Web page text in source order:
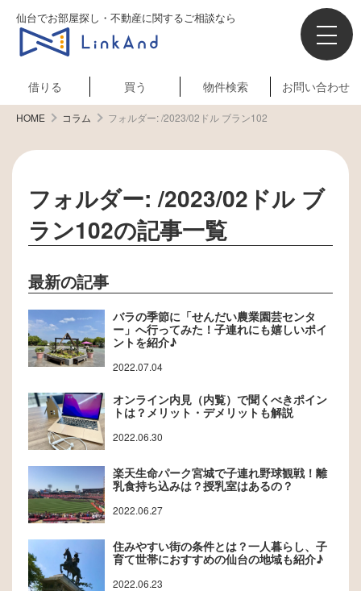
仙台でお部屋探し・不動産に関するご相談なら
借りる 買う 物件検索 お問い合わせ
HOME コラム フォルダー:/2023/02ドル ブラン102
フォルダー:/2023/02ドル ブ
ラン102の記事一覧
最新の記事
バラの季節に「せんだい農業園芸センタ
ー」へ行ってみた！子連れにも嬉しいポイ
ントを紹介♪
2022.07.04
オンライン内見（内覧）で聞くべきポイン
トは？メリット・デメリットも解説
2022.06.30
楽天生命パーク宮城で子連れ野球観戦！離
乳食持ち込みは？授乳室はあるの？
2022.06.27
住みやすい街の条件とは？一人暮らし、子
育て世帯におすすめの仙台の地域も紹介♪
2022.06.23